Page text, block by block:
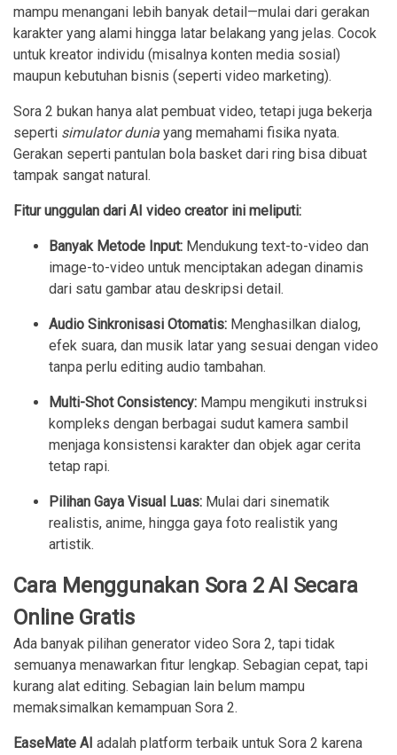
mampu menangani lebih banyak detail—mulai dari gerakan
karakter yang alami hingga latar belakang yang jelas. Cocok
untuk kreator individu (misalnya konten media sosial)
maupun kebutuhan bisnis (seperti video marketing).
Sora 2 bukan hanya alat pembuat video, tetapi juga bekerja
seperti simulator dunia yang memahami fisika nyata.
Gerakan seperti pantulan bola basket dari ring bisa dibuat
tampak sangat natural.
Fitur unggulan dari AI video creator ini meliputi:
Banyak Metode Input: Mendukung text-to-video dan
image-to-video untuk menciptakan adegan dinamis
dari satu gambar atau deskripsi detail.
Audio Sinkronisasi Otomatis: Menghasilkan dialog,
efek suara, dan musik latar yang sesuai dengan video
tanpa perlu editing audio tambahan.
Multi-Shot Consistency: Mampu mengikuti instruksi
kompleks dengan berbagai sudut kamera sambil
menjaga konsistensi karakter dan objek agar cerita
tetap rapi.
Pilihan Gaya Visual Luas: Mulai dari sinematik
realistis, anime, hingga gaya foto realistik yang
artistik.
Cara Menggunakan Sora 2 AI Secara
Online Gratis
Ada banyak pilihan generator video Sora 2, tapi tidak
semuanya menawarkan fitur lengkap. Sebagian cepat, tapi
kurang alat editing. Sebagian lain belum mampu
memaksimalkan kemampuan Sora 2.
EaseMate AI adalah platform terbaik untuk Sora 2 karena